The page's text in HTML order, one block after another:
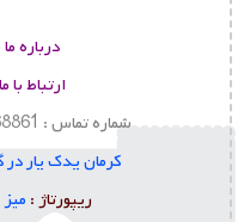
درباره ما
ارتباط با ما
شماره تماس : 09133968861
کرمان یدک یار
ریپورتاژ :